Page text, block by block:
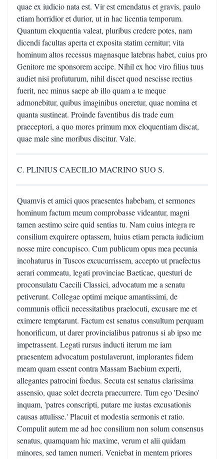
quae ex iudicio nata est. Vir est emendatus et gravis, paulo
etiam horridior et durior, ut in hac licentia temporum.
Quantum eloquentia valeat, pluribus credere potes, nam
dicendi facultas aperta et exposita statim cernitur; vita
hominum altos recessus magnasque latebras habet, cuius pro
Genitore me sponsorem accipe. Nihil ex hoc viro filius tuus
audiet nisi profuturum, nihil discet quod nescisse rectius
fuerit, nec minus saepe ab illo quam a te meque
admonebitur, quibus imaginibus oneretur, quae nomina et
quanta sustineat. Proinde faventibus dis trade eum
praeceptori, a quo mores primum mox eloquentiam discat,
quae male sine moribus discitur. Vale.
C. PLINIUS CAECILIO MACRINO SUO S.
Quamvis et amici quos praesentes habebam, et sermones
hominum factum meum comprobasse videantur, magni
tamen aestimo scire quid sentias tu. Nam cuius integra re
consilium exquirere optassem, huius etiam peracta iudicium
nosse mire concupisco. Cum publicum opus mea pecunia
incohaturus in Tuscos excucurrissem, accepto ut praefectus
aerari commeatu, legati provinciae Baeticae, questuri de
proconsulatu Caecili Classici, advocatum me a senatu
petiverunt. Collegae optimi meique amantissimi, de
communis officii necessitatibus praelocuti, excusare me et
eximere temptarunt. Factum est senatus consultum perquam
honorificum, ut darer provincialibus patronus si ab ipso me
impetrassent. Legati rursus inducti iterum me iam
praesentem advocatum postulaverunt, implorantes fidem
meam quam essent contra Massam Baebium experti,
allegantes patrocini foedus. Secuta est senatus clarissima
assensio, quae solet decreta praecurrere. Tum ego 'Desino'
inquam, 'patres conscripti, putare me iustas excusationis
causas attulisse.' Placuit et modestia sermonis et ratio.
Compulit autem me ad hoc consilium non solum consensus
senatus, quamquam hic maxime, verum et alii quidam
minores, sed tamen numeri. Veniebat in mentem priores